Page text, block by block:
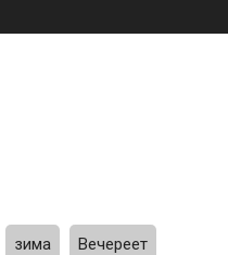
зима Вечереет